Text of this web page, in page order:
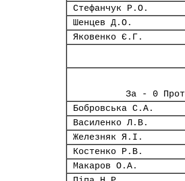
Стефанчук Р.О.
Шенцев Д.О.
Яковенко Є.Г.
За - 0
Бобровська С.А.
Василенко Л.В.
Железняк Я.І.
Костенко Р.В.
Макаров О.А.